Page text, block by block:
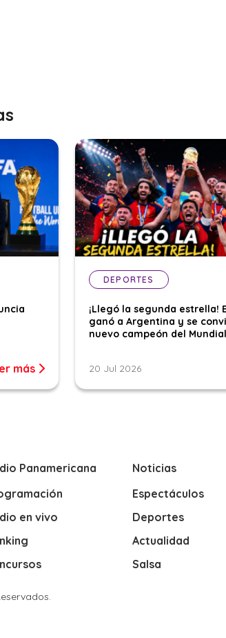
más
DEPORTES
¡Llegó la segunda estrella!
ganó a Argentina y se
nuevo campeón del Mundial
20 Jul 2026
Panamericana
en vivo
Noticias
Espectáculos
Deportes
Actualidad
Salsa